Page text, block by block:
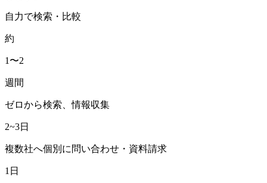
自力で検索・比較
約
1〜2
週間
ゼロから検索、情報収集
2~3日
複数社へ個別に問い合わせ・資料請求
1日